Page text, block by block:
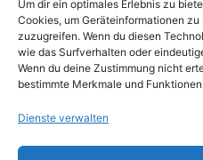
Um dir ein optimales Erlebnis zu
Cookies, um Geräteinformationen
zuzugreifen. Wenn du diesen
wie das Surfverhalten oder
Wenn du deine Zustimmung nicht
bestimmte Merkmale und
Dienste verwalten
Recht und Justiz
Reisen
sachsen
sonstiges